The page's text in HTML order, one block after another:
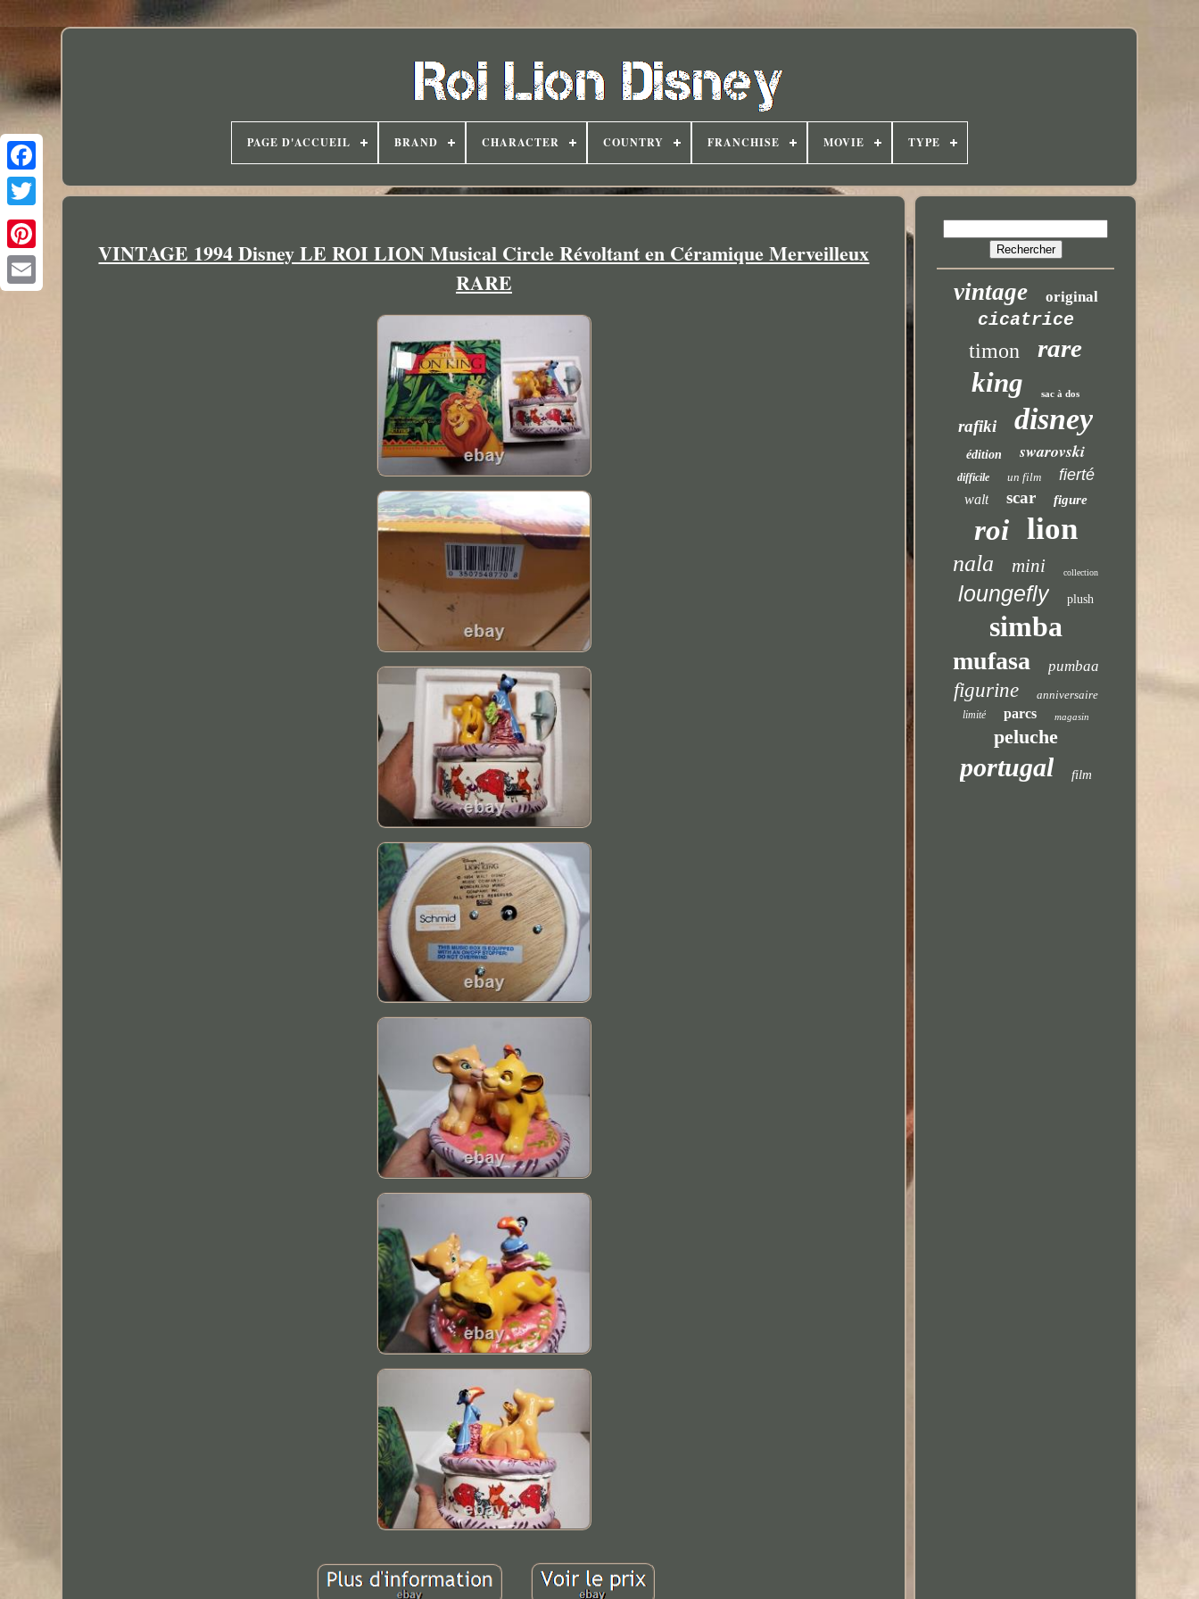
PAGE D'ACCUEIL BRAND CHARACTER COUNTRY FRANCHISE MOVIE TYPE
VINTAGE 1994 Disney LE ROI LION Musical Circle Révoltant en Céramique Merveilleux
RARE
vintage original
cicatrice
timon rare
king sac à dos
rafiki disney
édition swarovski
difficile un film fierté
walt scar figure
roi lion
nala mini collection
loungefly plush
simba
mufasa pumbaa
figurine anniversaire
limité parcs magasin
peluche
portugal film